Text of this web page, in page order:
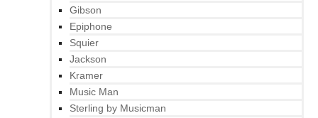
Gibson
Epiphone
Squier
Jackson
Kramer
Music Man
Sterling by Musicman